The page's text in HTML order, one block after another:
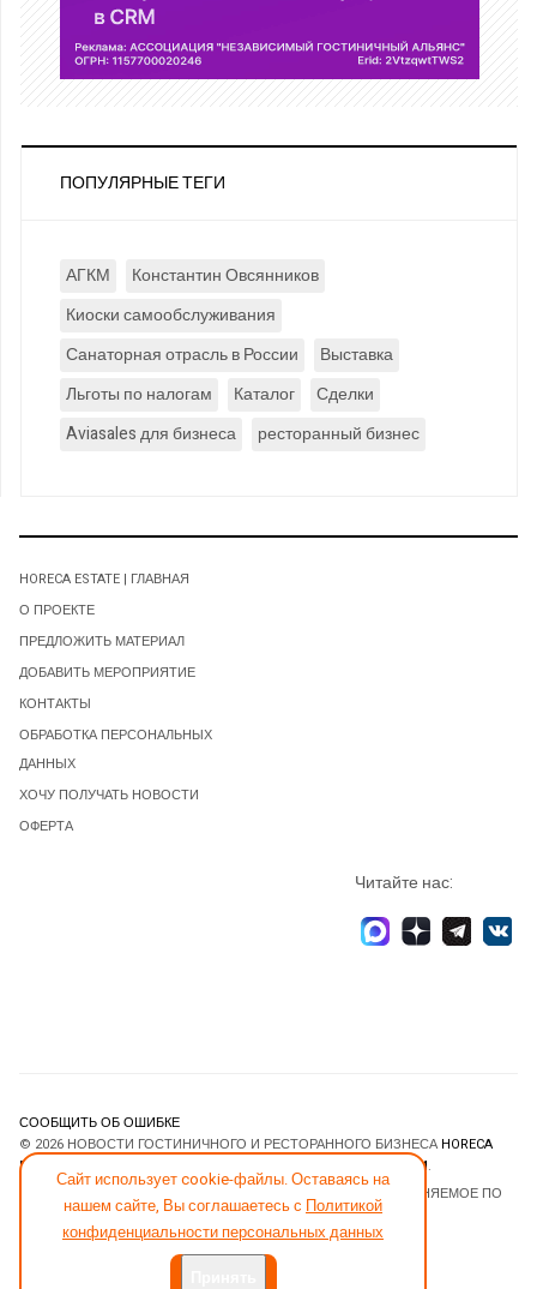
ПОПУЛЯРНЫЕ ТЕГИ
АГКМ
Константин Овсянников
Киоски самообслуживания
Санаторная отрасль в России
Выставка
Льготы по налогам
Каталог
Сделки
Aviasales для бизнеса
ресторанный бизнес
Сайт использует cookie-файлы. Оставаясь на
нашем сайте, Вы соглашаетесь с Политикой
конфиденциальности персональных данных
HORECA ESTATE | ГЛАВНАЯ
О ПРОЕКТЕ
ПРЕДЛОЖИТЬ МАТЕРИАЛ
ДОБАВИТЬ МЕРОПРИЯТИЕ
КОНТАКТЫ
ОБРАБОТКА ПЕРСОНАЛЬНЫХ
ДАННЫХ
ХОЧУ ПОЛУЧАТЬ НОВОСТИ
ОФЕРТА
Читайте нас:
СООБЩИТЬ ОБ ОШИБКЕ
© 2026 НОВОСТИ ГОСТИНИЧНОГО И РЕСТОРАННОГО БИЗНЕСА HORECA
ESTATE
JOOMLART.COM.
- ПРОГРАММНОЕ ОБЕСПЕЧЕНИЕ, РАСПРОСТРАНЯЕМОЕ ПО
ЛИЦЕНЗИИGNU GENERAL PUBLIC LICENSE.